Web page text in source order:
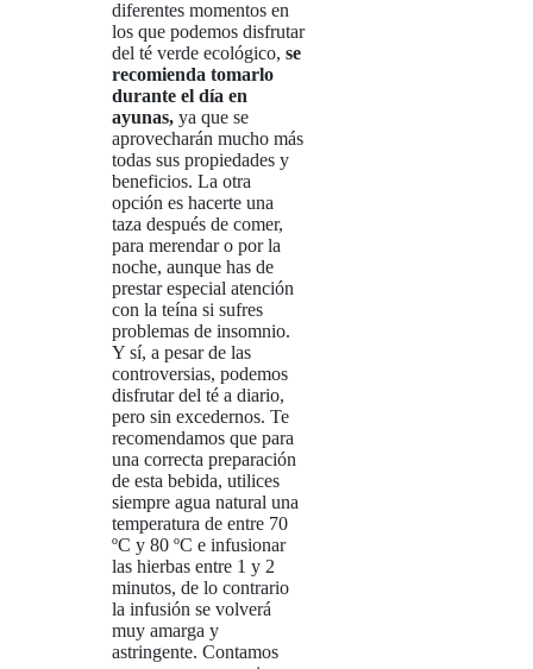
diferentes momentos en
los que podemos disfrutar
del té verde ecológico,se
recomienda tomarlo
durante el día en
ayunas, ya que se
aprovecharán mucho más
todas sus propiedades y
beneficios. La otra
opción es hacerte una
taza después de comer,
para merendar o por la
noche, aunque has de
prestar especial atención
con la teína si sufres
problemas de insomnio.
Y sí, a pesar de las
controversias, podemos
disfrutar del té a diario,
pero sin excedernos. Te
recomendamos que para
una correcta preparación
de esta bebida, utilices
siempre agua natural una
temperatura de entre 70
ºC y 80 ºC e infusionar
las hierbas entre 1 y 2
minutos, de lo contrario
la infusión se volverá
muy amarga y
astringente. Contamos